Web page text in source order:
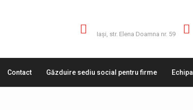
Iaşi, str. Elena Doamna nr. 59
Contact Găzduire sediu social pentru firme Echipa